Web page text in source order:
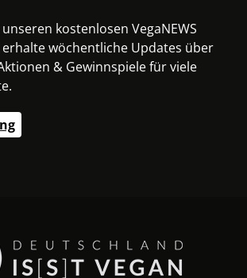
kostenlosen VegaNEWS
wöchentliche Updates über
& Gewinnspiele für viele